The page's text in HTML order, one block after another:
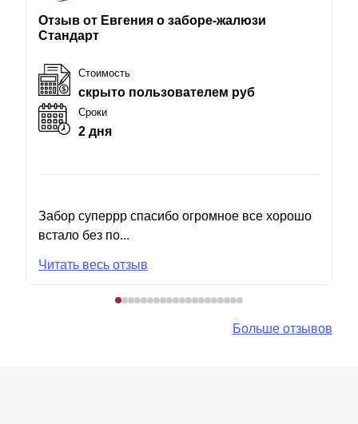
Отзыв от Евгения о заборе-жалюзи
Стандарт
Стоимость
скрыто пользователем руб
Сроки
2 дня
Забор суперрр спасибо огромное все хорошо
встало без по...
Читать весь отзыв
Больше отзывов